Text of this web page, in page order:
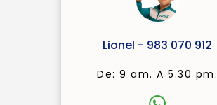
Lionel - 983 070 912
De: 9 am. A 5.30 pm.